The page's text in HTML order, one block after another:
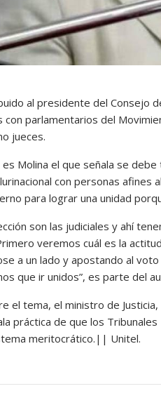
al presidente del Consejo
con parlamentarios del
jueces.
Molina el que señala se
con personas afines
para lograr una unidad
son las judiciales y ahí
veremos cuál es la
a un lado y apostando al
que ir unidos”, es parte del
el tema, el ministro de
práctica de que los
meritocrático.|| Unitel.